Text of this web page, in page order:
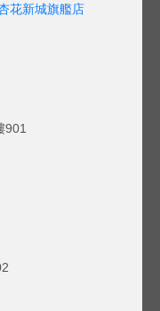
花新城旗艦店
901